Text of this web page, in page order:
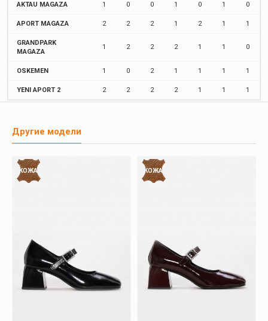
AKTAU MAGAZA 1 0 0 1 0 1 0
APORT MAGAZA 2 2 2 1 2 1 1
GRANDPARK
MAGAZA
1 2 2 2 1 1 0
OSKEMEN 1 0 2 1 1 1 1
YENI APORT 2 2 2 2 2 1 1 1
Другие модели
КОЖА КОЖА